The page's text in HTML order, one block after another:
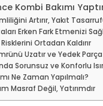
Kombi Bakımı
Artırır, Yakıt
Erken Fark Etmenizi
Ortadan Kaldırır
Uzatır ve Yedek Parça
Sorunsuz ve Konforlu
Ne Zaman Yapılmalı?
Masraf Değil, Yatırımdır